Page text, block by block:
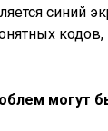
синий
кодов,
могут